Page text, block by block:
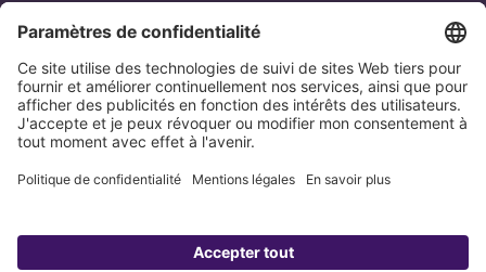
Contact direct
Tel:+33 3 88 65 76 00
Email:info@kessel.fr
Politique de confidentialité Mentions légales